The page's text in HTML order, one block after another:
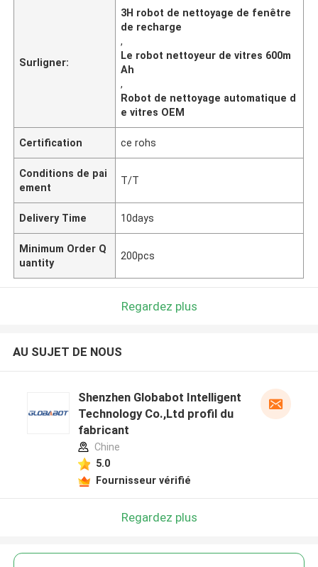
Surligner:
3H robot de nettoyage de fenêtre
de recharge
,
Le robot nettoyeur de vitres 600m
Ah
,
Robot de nettoyage automatique d
e vitres OEM
Certification ce rohs
Conditions de pai
ement
T/T
Delivery Time 10days
Minimum Order Q
uantity
200pcs
Regardez plus
AU SUJET DE NOUS
Shenzhen Globabot Intelligent
Technology Co.,Ltd profil du
fabricant
Chine
5.0
Fournisseur vérifié
Regardez plus